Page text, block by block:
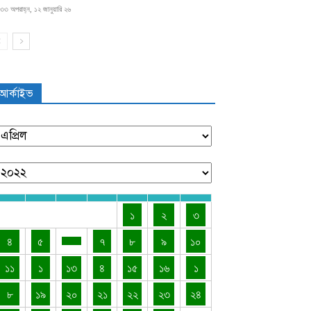
অপরাহ্ন, ১২ জানুয়ারি ২৬
১ ২
৩
৪
৫ ৭ ৮ ৯
১০
১১
১ ১৩ ৪ ১৫ ১৬
১
৮
১৯ ২০ ২১ ২২ ২৩ ২৪